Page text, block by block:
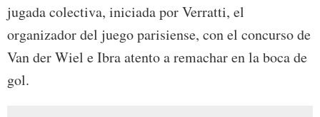
jugada colectiva, iniciada por Verratti, el
organizador del juego parisiense, con el concurso de
Van der Wiel e Ibra atento a remachar en la boca de
gol.